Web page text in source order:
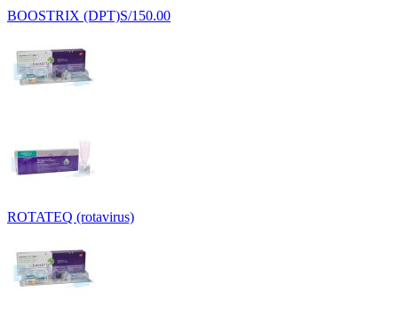
BOOSTRIX (DPT)S/150.00
ROTATEQ (rotavirus)